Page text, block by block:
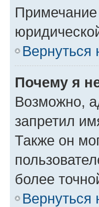
Вернуться
Почему я
Возможно,
запретил
Также он
более
Вернуться